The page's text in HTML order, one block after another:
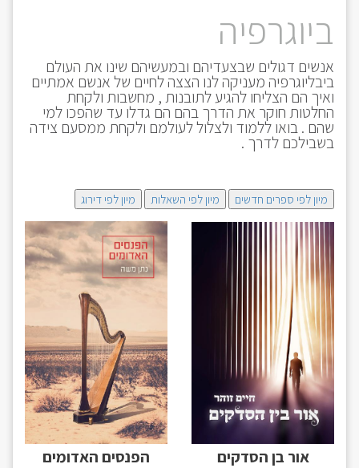
ביוגרפיה
אנשים דגולים שבצעדיהם ובמעשיהם שינו את העולם
ביבליוגרפיה מעניקה לנו הצצה לחיים של אנשם אמתיים
ואיך הם הצליחו להגיע לתובנות , מחשבות ולקחת
החלטות חוקר את הדרך בהם הם גדלו עד שהפכו למי
שהם . בואו ללמוד ולצלול לעולמם ולקחת ממסעם צידה
בשבילכם לדרך .
מיון לפי ספרים חדשים מיון לפי השאלות מיון לפי דירוג
אור בן הסדקים הפנסים האדומים